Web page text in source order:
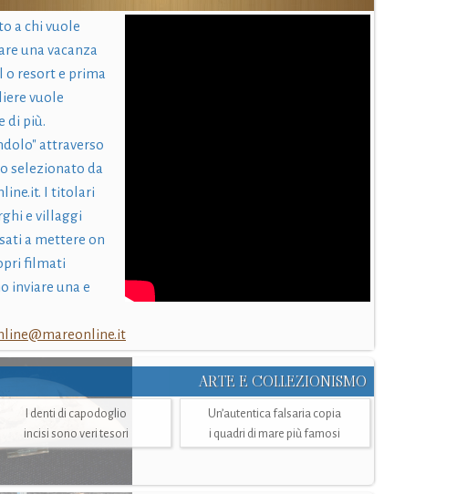
a chi vuole
una vacanza
o resort e prima
vuole
di più.
attraverso
selezionato da
I titolari
e villaggi
a mettere on
filmati
inviare una e
ARTE E COLLEZIONISMO
I denti di capodoglio
incisi sono veri tesori
Un’autentica falsaria copia
i quadri di mare più famosi